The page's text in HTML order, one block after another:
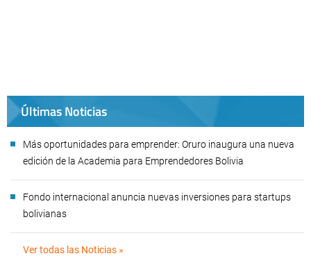
Últimas Noticias
Más oportunidades para emprender: Oruro inaugura una nueva
edición de la Academia para Emprendedores Bolivia
Fondo internacional anuncia nuevas inversiones para startups
bolivianas
Ver todas las Noticias »